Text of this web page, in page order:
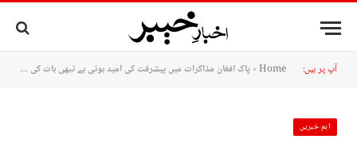
آپ پر ہیں: Home
»پاک افغان مذاکرات میں پیشرفت کی امید ہوتی ہے تبھی بات کی جاتی ہے، خواجہ آصف
اہم خبریں